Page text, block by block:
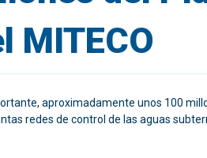
MITECO
aproximadamente unos 100
redes de control de las aguas